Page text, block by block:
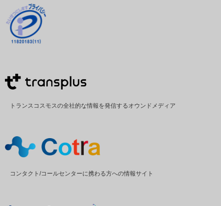
トランスコスモスの全社的な情報を発信するオウンドメディア
コンタクト/コールセンターに携わる方への情報サイト